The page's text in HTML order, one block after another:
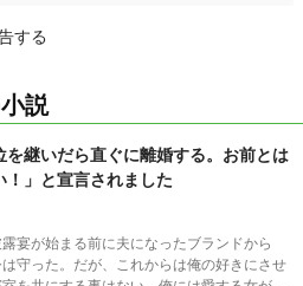
する
説
を継いだら直ぐに離婚する。お前とは
！」と宣言されました
宴が始まる前に夫になったブランドから
は守った。だが、これからは俺の好きにさせ